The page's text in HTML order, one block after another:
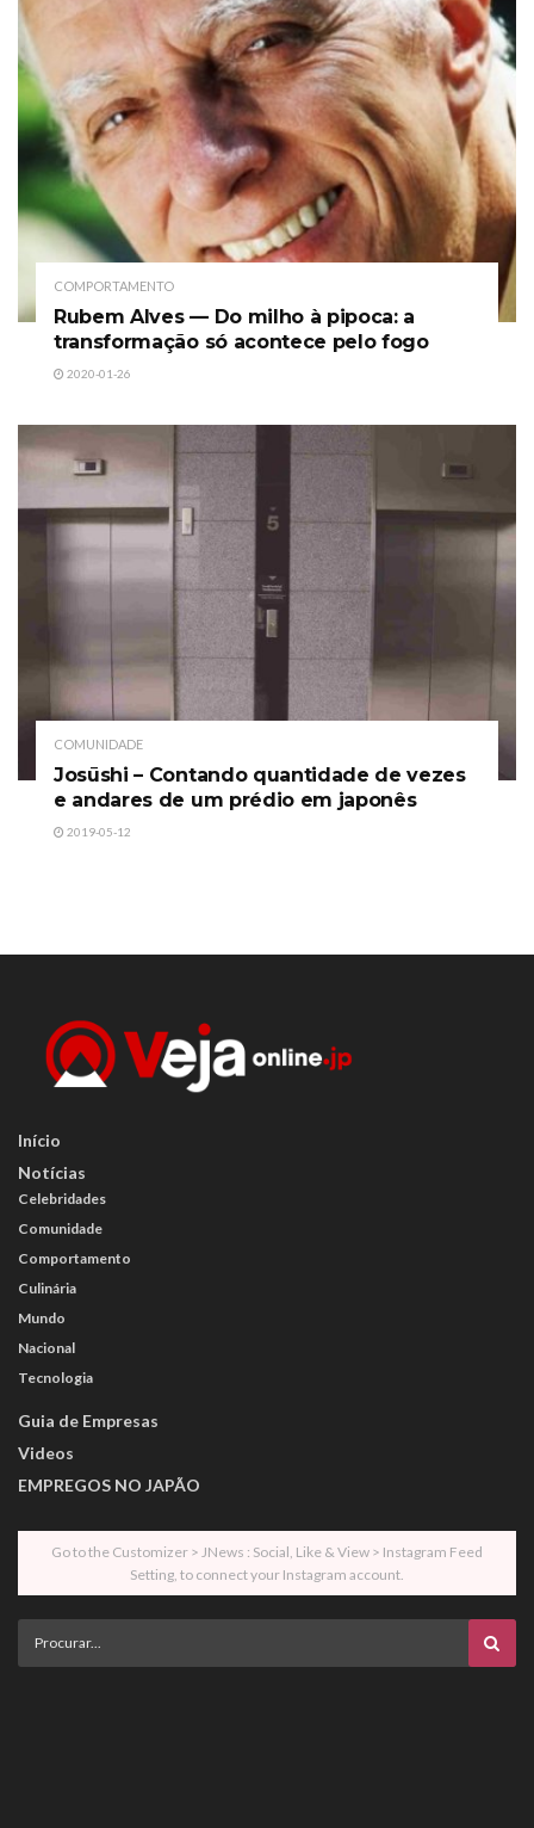
COMPORTAMENTO
Rubem Alves — Do milho à pipoca: a
transformação só acontece pelo fogo
2020-01-26
COMUNIDADE
Josūshi – Contando quantidade de vezes
e andares de um prédio em japonês
2019-05-12
Início
Notícias
Celebridades
Comunidade
Comportamento
Culinária
Mundo
Nacional
Tecnologia
Guia de Empresas
Videos
EMPREGOS NO JAPÃO
Go to the Customizer > JNews : Social, Like & View > Instagram Feed
Setting, to connect your Instagram account.